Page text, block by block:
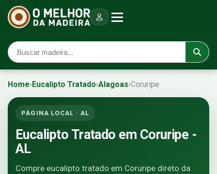
Home›Eucalipto Tratado›Alagoas›Coruripe
PÁGINA LOCAL · AL
Eucalipto Tratado em Coruripe -
AL
Compre eucalipto tratado em Coruripe direto da